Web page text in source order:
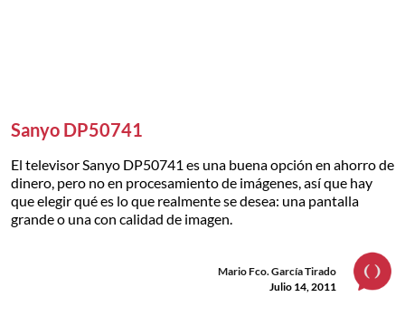
Sanyo DP50741
El televisor Sanyo DP50741 es una buena opción en ahorro de
dinero, pero no en procesamiento de imágenes, así que hay
que elegir qué es lo que realmente se desea: una pantalla
grande o una con calidad de imagen.
Mario Fco. García Tirado
Julio 14, 2011